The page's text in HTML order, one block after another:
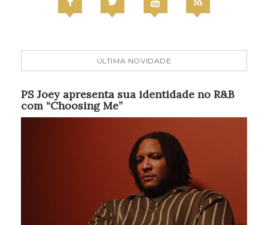
ÚLTIMA NOVIDADE
PS Joey apresenta sua identidade no R&B
com “Choosing Me”